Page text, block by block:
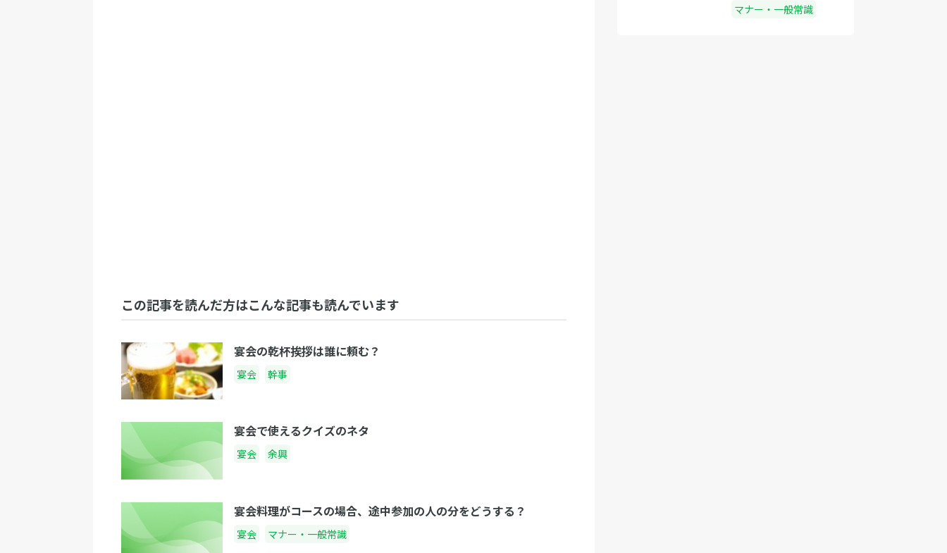
この記事を読んだ方はこんな記事も読んでいます
宴会の乾杯挨拶は誰に頼む？
宴会 幹事
宴会で使えるクイズのネタ
宴会 余興
宴会料理がコースの場合、途中参加の人の分をどうする？
宴会 マナー・一般常識
マナー・一般常識